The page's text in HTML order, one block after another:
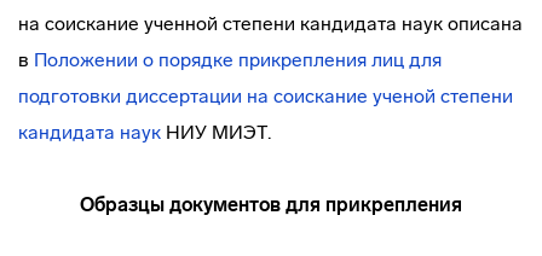
на соискание ученной степени кандидата наук описана
в Положении о порядке прикрепления лиц для
подготовки диссертации на соискание ученой степени
кандидата наук НИУ МИЭТ.
Образцы документов для прикрепления